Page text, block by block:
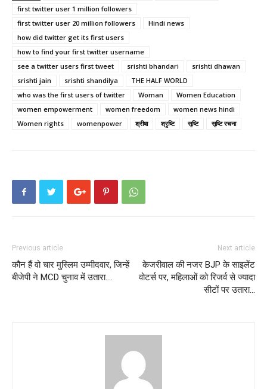
first twitter user 1 million followers
first twitter user 20 million followers
Hindi news
how did twitter get its first users
how to find your first twitter username
see a twitter users first tweet
srishti bhandari
srishti dhawan
srishti jain
srishti shandilya
THE HALF WORLD
who was the first users of twitter
Woman
Women Education
women empowerment
women freedom
women news hindi
Women rights
womenpower श्रीषा श्रृष्टि सृष्टि सृष्टि रचना
Previous article
कौन हैं वो चार मुस्लिम उम्मीदवार, जिन्हें
बीजेपी ने MCD चुनाव में उतारा….
Next article
केजरीवाल की नजर BJP के साइलेंट
वोटर्स पर, महिलाओं को रिजर्व से ज्यादा
सीटों पर उतारा…